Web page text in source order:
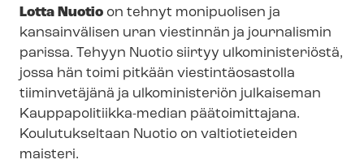
Lotta Nuotio on tehnyt monipuolisen ja
kansainvälisen uran viestinnän ja journalismin
parissa. Tehyyn Nuotio siirtyy ulkoministeriöstä,
jossa hän toimi pitkään vies­tin­tä­osas­tol­la
tiiminvetäjänä ja ulkoministeriön julkaiseman
Kauppapolitiikka-​median päätoimittajana.
Koulutukseltaan Nuotio on valtiotieteiden
maisteri.